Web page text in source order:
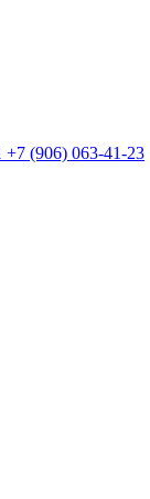
+7 (906) 063-41-23